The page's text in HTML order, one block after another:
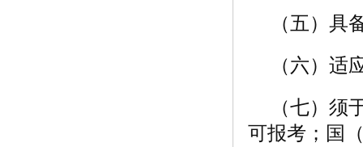
（五）具
（六）适
（七）须
可报考；国